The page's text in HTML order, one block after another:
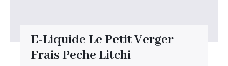
E-Liquide Le Petit Verger
Frais Peche Litchi